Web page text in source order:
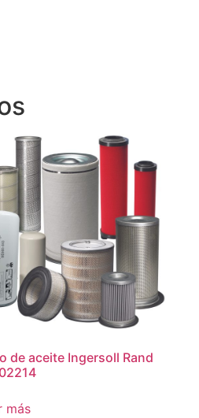
de aceite Ingersoll Rand
más